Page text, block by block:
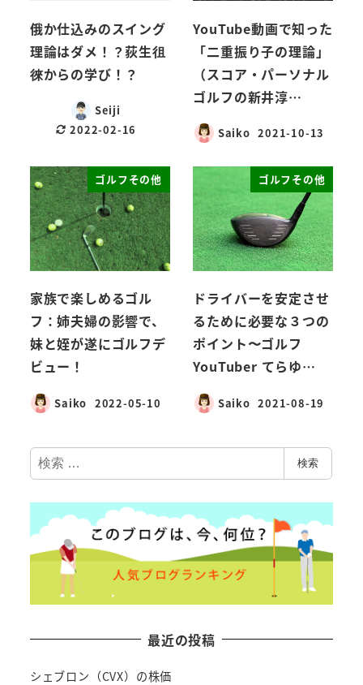
俄か仕込みのスイング
理論はダメ！？荻生徂
徠からの学び！？
Seiji
2022-02-16
YouTube動画で知った
「二重振り子の理論」
（スコア・パーソナル
ゴルフの新井淳…
Saiko 2021-10-13
ゴルフその他
家族で楽しめるゴル
フ：姉夫婦の影響で、
妹と姪が遂にゴルフデ
ビュー！
Saiko 2022-05-10
ゴルフその他
ドライバーを安定させ
るために必要な３つの
ポイント〜ゴルフ
YouTuber てらゆ…
Saiko 2021-08-19
検
索
検索
最近の投稿
シェブロン（CVX）の株価